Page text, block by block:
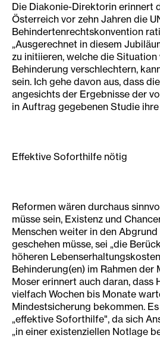
Die Diakonie-Direktorin erinnert
Österreich vor zehn Jahren die
Behindertenrechtskonvention
„Ausgerechnet in diesem
zu initiieren, welche die Situation
Behinderung verschlechtern,
sein. Ich gehe davon aus, dass
angesichts der Ergebnisse der
in Auftrag gegebenen Studie
Effektive Soforthilfe nötig
Reformen wären durchaus
müsse sein, Existenz und
Menschen weiter in den
geschehen müsse, sei „die
höheren
Behinderung(en) im Rahmen der
Moser erinnert auch daran, dass
vielfach Wochen bis Monate
Mindestsicherung bekommen.
„effektive Soforthilfe", da sich
„in einer existenziellen Notlage